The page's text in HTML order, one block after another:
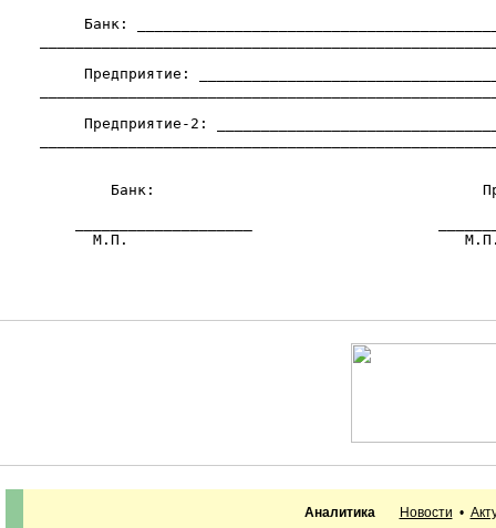
Банк:
Предприятие:
Предприятие-2:
Банк:
М.П.
Аналитика Новости •